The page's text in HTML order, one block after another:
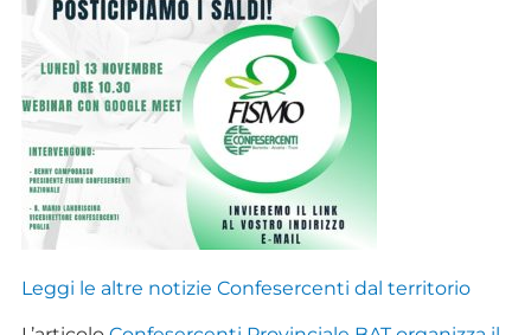
Leggi le altre notizie Confesercenti dal territorio